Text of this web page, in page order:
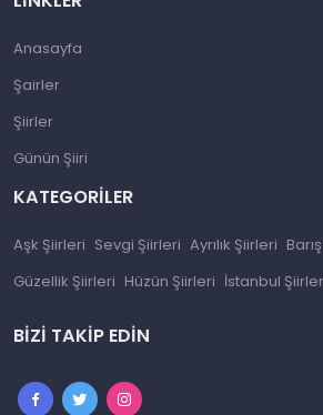
Anasayfa
Şairler
Şiirler
Günün Şiiri
KATEGORILER
Aşk Şiirleri Sevgi Şiirleri Ayrılık Şiirleri
Güzellik Şiirleri Hüzün Şiirleri İstanbul
BIZI TAKIP EDIN